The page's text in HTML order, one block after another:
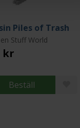
Piles of Trash
Stuff World
kr
Beställ